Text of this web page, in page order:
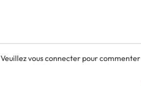
Veuillez vous connecter pour commenter